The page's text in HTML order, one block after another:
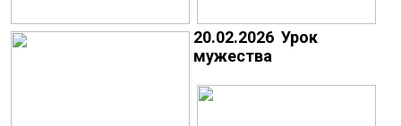
20.02.2026 Урок
мужества